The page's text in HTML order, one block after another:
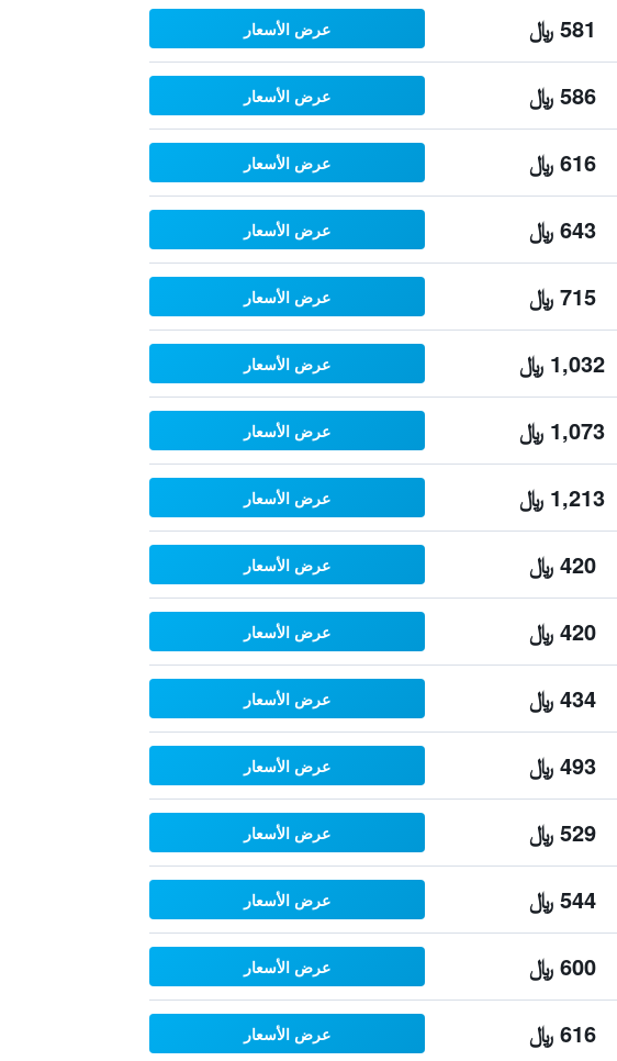
581 ﷼ عرض الأسعار
586 ﷼ عرض الأسعار
616 ﷼ عرض الأسعار
643 ﷼ عرض الأسعار
715 ﷼ عرض الأسعار
1,032 ﷼ عرض الأسعار
1,073 ﷼ عرض الأسعار
1,213 ﷼ عرض الأسعار
420 ﷼ عرض الأسعار
420 ﷼ عرض الأسعار
434 ﷼ عرض الأسعار
493 ﷼ عرض الأسعار
529 ﷼ عرض الأسعار
544 ﷼ عرض الأسعار
600 ﷼ عرض الأسعار
616 ﷼ عرض الأسعار